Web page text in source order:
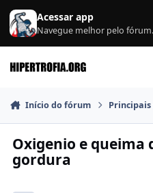
Ir para conteúdo
Acessar app
Navegue melhor pelo fórum.
Início do fórum Principais
Oxigenio e queima
gordura